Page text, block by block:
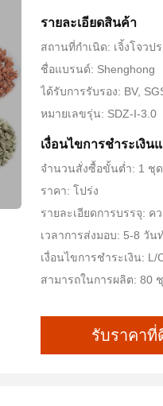
รายละเอียดสินค้า
สถานที่กำเนิด: เจิ้งโจวป
ชื่อแบรนด์: Shenghong
ได้รับการรับรอง: BV,
หมายเลขรุ่น: SDZ-I-3.0
เงื่อนไขการชําระเงิน
จำนวนสั่งซื้อขั้นต่ำ: 1 ชุด
ราคา: โปร่ง
รายละเอียดการบรรจุ: ค
เวลาการส่งมอบ: 5-8 วัน
เงื่อนไขการชำระเงิน: L/
สามารถในการผลิต: 80
รับราคาที่